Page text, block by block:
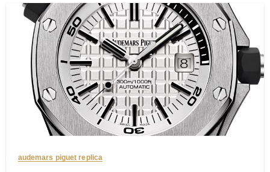
audemars piguet replica